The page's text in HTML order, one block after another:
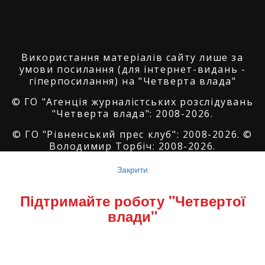
Використання матеріалів сайту лише за
умови посилання (для інтернет-видань -
гіперпосилання) на "Четверта влада"
© ГО "Агенція журналістських розслідувань
"Четверта влада": 2008-2026.
© ГО "Рівненський прес клуб": 2008-2026. ©
Володимир Торбіч: 2008-2026.
SoftGroup
Reserved
Закрити
Підтримайте роботу "Четвертої
влади"